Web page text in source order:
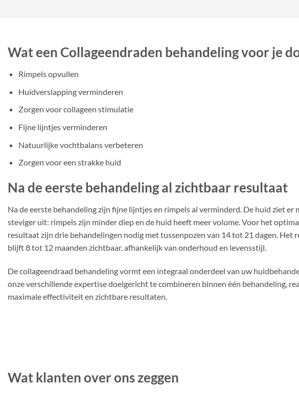
Wat een Collageendraden behandeling voor je
Rimpels opvullen
Huidverslapping verminderen
Zorgen voor collageen stimulatie
Fijne lijntjes verminderen
Natuurlijke vochtbalans verbeteren
Zorgen voor een strakke huid
Na de eerste behandeling al zichtbaar resultaat
Na de eerste behandeling zijn fijne lijntjes en rimpels al verminderd. De huid ziet er
steviger uit: rimpels zijn minder diep en de huid heeft meer volume. Voor het
resultaat zijn drie behandelingen nodig met tussenpozen van 14 tot 21 dagen. Het
blijft 8 tot 12 maanden zichtbaar, afhankelijk van onderhoud en levensstijl.
De collageendraad behandeling vormt een integraal onderdeel van uw
onze verschillende expertise doelgericht te combineren binnen één behandeling,
maximale effectiviteit en zichtbare resultaten.
Wat klanten over ons zeggen